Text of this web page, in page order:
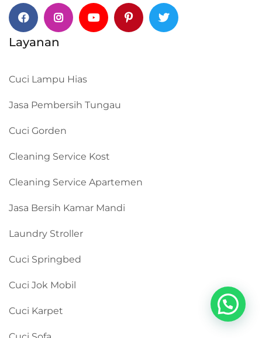
FacebookInstagram
Layanan
Cuci Lampu Hias
Jasa Pembersih Tungau
Cuci Gorden
Cleaning Service Kost
Cleaning Service Apartemen
Jasa Bersih Kamar Mandi
Laundry Stroller
Cuci Springbed
Cuci Jok Mobil
Cuci Karpet